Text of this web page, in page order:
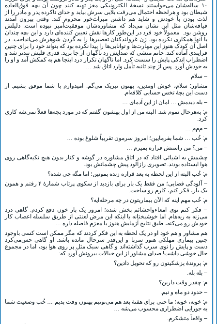
۱۰ ساله‌شان می‌خواستند نسخۀ الکترونیکی مغز تهیه کنند چون آن بچه فوق‌العاده
شیطان بود و هرلحظه احتمال می‌رفت بلایی سرش بیاید و خدای ناکرده پدر و مادر را از
لذت بودن با خودش و شاید هم داشتن میراث‌خور محروم کند. وقتی بیرون آمدند
قیافه‌شان مثل این نشان می‌داد که مشاوره‌شان موفقیت‌آمیز نبوده است. دلیلش
روشن بود. معمولاً خود فرد در این‌طور کارها نقش تعیین کننده‌ای دارد و این بچه چندان
با آنها همکاری نکرده بود. زن غرولندکنان تقصیرها را به گردن شوهرش می‌انداخت. در
اصل آن کودک هنوز این مهارت‌ها و توانایی‌ها را پیدا نکرده بود که بتواند خود را برای چنین
فرایندی آماده کند. خانم منشی که صدایش زد ناگهان از جا پرید. قدری قلبش تندتر شد و
اضطراب اندکی پایش را سست کرد. اما ناگهان تکرار درد اینجا هم به کمکش آمد و او را
به خودش آورد. پس از چند ثانیه تأمل وارد اتاق شد …
– سلام
مشاور: سلام، خوش اومدین، بهتون تبریک می‌گم. امیدوارم با شما موفق بشیم. از
دست این بچۀ تخس حسابی کلافه‌ام.
– بله دیدمش … امان از این آدمای …
م: به‌هرحال تموم شد. البته من از اول بهشون گفتم که در مورد بچه‌ها فعلاً نمی‌شه کاری
کرد.
– م‌م‌م …
م: خُب … شما بفرمایین؛ امروز سرمون تقریباً شلوغ بوده …
– من؟ من راستش قراره بمیرم …
چشمش به اشیائی افتاد که در اتاق مشاوره در گوشه و کنار بدون هیچ تکیه‌گاهی روی
هوا ایستاده بودند. تصویری رازآلود پیش چشمانش بود.
م: خُب البته از این لحظه به بعد قراره زنده بمونین؛ اما مگه چی شده؟
– آلودگی فضایی؛ من فقط یک بار برای بازدید از سکوی پرتاب شمارۀ ۴ رفتم و همون
یک بار، فکر کنم، کارم رو ساخت.
م: خُب مهم اینه که الآن بیماریتون در چه مرحله‌ایه؟
– فکر کنم توی امعاء‌و‌احشائم پخش شده؛ امروز یک بار خون دفع کردم. گاهی درد
می‌زنه به ریه‌هام. اما خوشبختانه با اینکه این مرض لعنتی از طریق سلسله اعصاب کار
خودش رو می‌کنه، طبق نتایج آزمایش هنوز با مغزم فاصله داره …
هم مشاور و هم خود او در یک لحظه به این فکر کردند که مگر ممکن است کسی باوجود
چنین بیماری مهلکی هنوز سرپا و این‌قدر سرحال مانده باشد. او گاهی حس‌می‌کرد
دست و پایش را توی سرب گذاشته‌اند و گاهی سبک مثل پر روی هوا بود، اما در مجموع
حال خوشی داشت! صدای مشاور از این خیالات بیرونش آورد که:
م: پروندۀ پزشکیتون رو که تحویل دادین؟
– بله بله.
م: چقدر وقت دارین؟
– حدود دو ماه و نیم.
م: خوبه، خوبه؛ ما حتی برای هفتۀ بعد هم می‌تونیم بهتون وقت بدیم … خُب وضعیت شما
یه جورایی اضطراری محسوب می‌شه …
– واقعاً متشکرم.